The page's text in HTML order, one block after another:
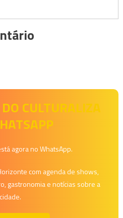
CULTURALIZA
agora no WhatsApp.
com agenda de shows,
gastronomia e notícias sobre a
cidade.